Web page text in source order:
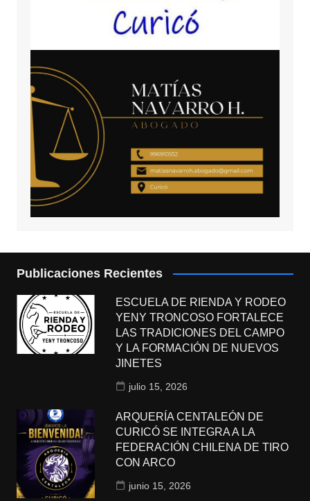
Publicaciones Recientes
ESCUELA DE RIENDA Y RODEO
YENY TRONCOSO FORTALECE
LAS TRADICIONES DEL CAMPO
Y LA FORMACIÓN DE NUEVOS
JINETES
julio 15, 2026
ARQUERÍA CENTALEÓN DE
CURICÓ SE INTEGRA A LA
FEDERACIÓN CHILENA DE TIRO
CON ARCO
junio 15, 2026